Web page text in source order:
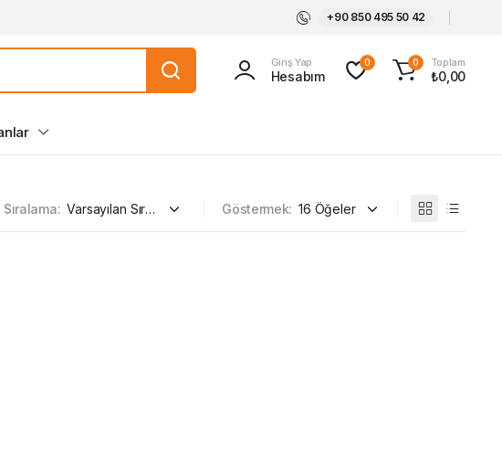
+90 850 495 50 42
Giriş Yap
Hesabım
0 0 Toplam
₺0,00
Sıralama: Göstermek: